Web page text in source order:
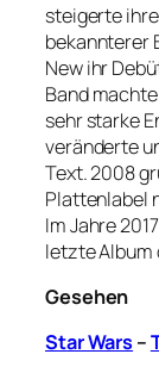
steigerte
bekannterer
New ihr
Band
sehr starke
veränderte
Text. 2008
Plattenlabel
Im Jahre
letzte Album
Gesehen
Star Wars–